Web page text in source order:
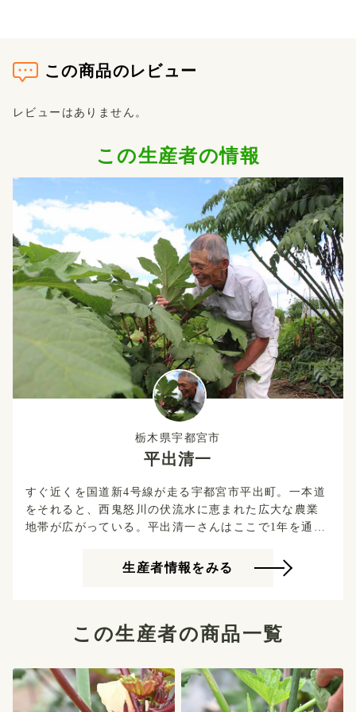
この商品のレビュー
レビューはありません。
この生産者の情報
栃木県宇都宮市
平出清一
すぐ近くを国道新4号線が走る宇都宮市平出町。一本道
をそれると、西鬼怒川の伏流水に恵まれた広大な農業
地帯が広がっている。平出清一さんはここで1年を通
年まで勤めあげ、定年後本格就農したという平出さ
ん。 定年前までは休日だけ両親とともに兼業農家とし
平井さんが作る野菜は、とにかく大きくて立派。 それ
ているからこそ。 コロナ前から、平出さんの家は近所
の子どもたちが集まるこの地域の集会場のようにもな
っていた。 農業体験やものづくり体験などさまざまな
生産者情報をみる
この生産者の商品一覧